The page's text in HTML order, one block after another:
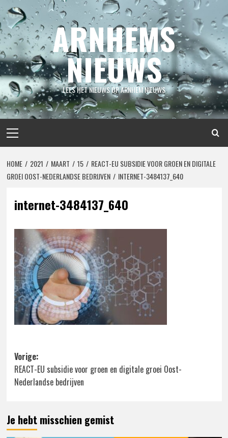
Spring
naar
inhoud
ARNHEMS
NIEUWS
LEES HET NIEUWS OP ARNHEM NIEUWS
menu
HOME 2021 MAART 15
REACT-EU SUBSIDIE VOOR GROEN EN DIGITALE
GROEI OOST-NEDERLANDSE BEDRIJVEN
INTERNET-3484137_640
internet-3484137_640
Bericht
navigatie
Vorige:
REACT-EU subsidie voor groen en digitale groei Oost-
Nederlandse bedrijven
Je hebt misschien gemist